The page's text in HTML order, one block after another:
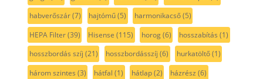
habverőszár(7) hajtómű(5) harmonikacső(5)
HEPA Filter(39) Hisense (115) horog(6) hosszabítás (1)
hosszbordás szíj (21) hosszbordásszíj (6) hurkatöltő(1)
három szintes (3) hátfal (1) hátlap(2) házrész (6)